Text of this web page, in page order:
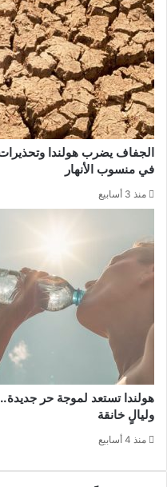
الجفاف يضرب هولندا
في منسوب الأنهار
منذ 3 أسابيع
هولندا تستعد لموجة حر
وليالٍ خانقة
منذ 4 أسابيع